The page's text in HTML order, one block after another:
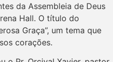
da Assembleia de Deus
Hall. O título do
Graça”, um tema que
corações.